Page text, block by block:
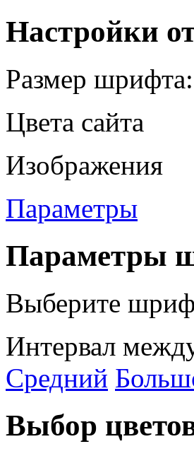
Настройки
Размер шрифта:
Цвета сайта
Изображения
Параметры
Параметры
Выберите
Интервал
Средний
Выбор